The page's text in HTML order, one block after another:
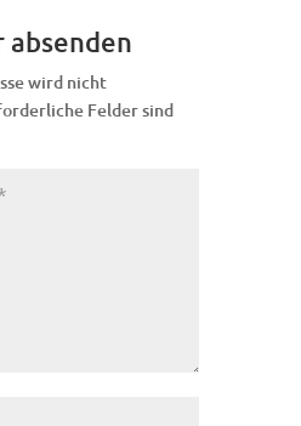
absenden
wird nicht
Felder sind